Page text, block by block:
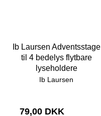
Ib Laursen Adventsstage
til 4 bedelys flytbare
lyseholdere
Ib Laursen
79,00 DKK